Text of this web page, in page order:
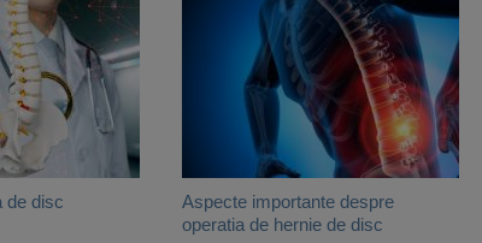
de disc
Aspecte importante despre
operatia de hernie de disc